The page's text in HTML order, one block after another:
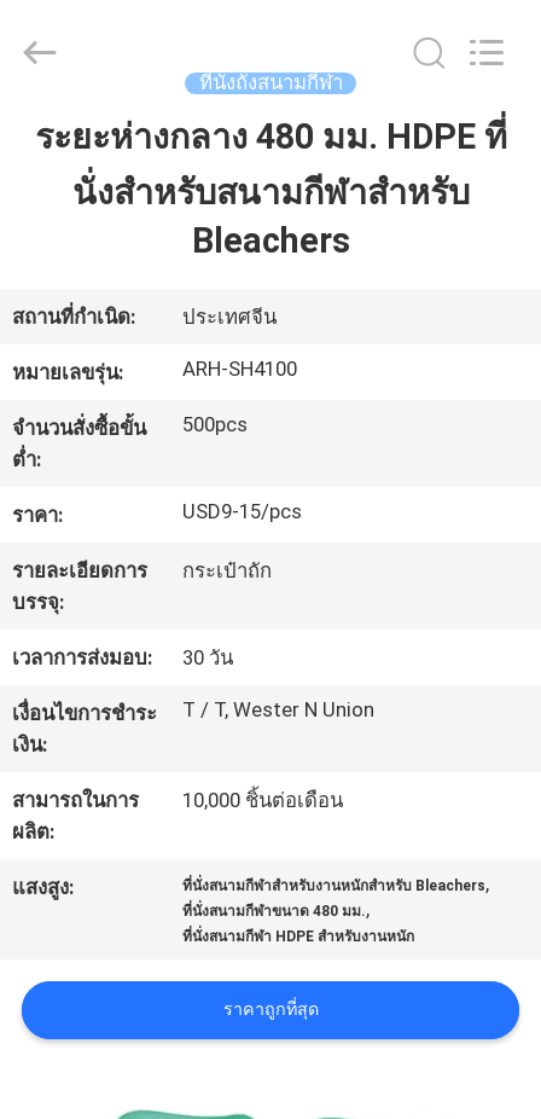
บ้าน
เกี่ยว
กับ
เรา
ทัวร์
โรงงาน
ควบคุม
คุณภาพ
ติดต่อ
เรา
ขอ
2026
Chongqing
ที่นั่งถังสนามกีฬา
ระยะห่างกลาง 480 มม. HDPE ที่
นั่งสำหรับสนามกีฬาสำหรับ
Bleachers
สถานที่กำเนิด: ประเทศจีน
หมายเลขรุ่น: ARH-SH4100
จำนวนสั่งซื้อขั้น
ต่ำ:
500pcs
ราคา: USD9-15/pcs
รายละเอียดการ
บรรจุ:
กระเป๋าถัก
เวลาการส่งมอบ: 30 วัน
เงื่อนไขการชำระ
เงิน:
T / T, Wester N Union
สามารถในการ
ผลิต:
10,000 ชิ้นต่อเดือน
แสงสูง: ที่นั่งสนามกีฬาสำหรับงานหนักสำหรับ Bleachers,
ที่นั่งสนามกีฬาขนาด 480 มม.,
ที่นั่งสนามกีฬา HDPE สำหรับงานหนัก
ราคาถูกที่สุด